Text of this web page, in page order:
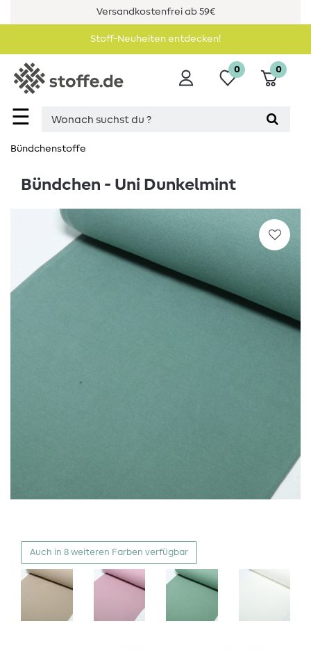
Versandkostenfrei ab 59€
Stoff-Neuheiten entdecken!
☰
0 0
Bündchenstoffe
Bündchen - Uni Dunkelmint
Auch in 8 weiteren Farben verfügbar